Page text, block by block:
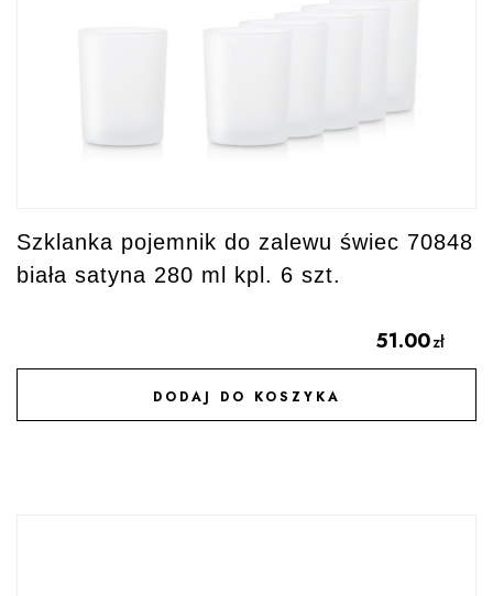
Szklanka pojemnik do zalewu świec 70848
biała satyna 280 ml kpl. 6 szt.
51.00zł
DODAJ DO KOSZYKA
DODAJ DO ULUBIONYCH